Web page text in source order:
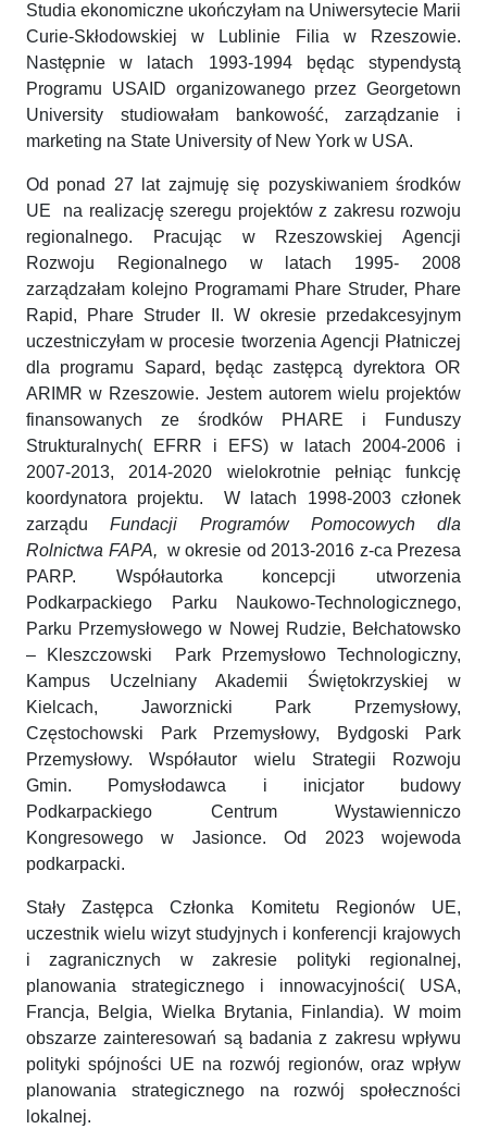
Studia ekonomiczne ukończyłam na Uniwersytecie Marii
Curie-Skłodowskiej w Lublinie Filia w Rzeszowie.
Następnie w latach 1993-1994 będąc stypendystą
Programu USAID organizowanego przez Georgetown
University studiowałam bankowość, zarządzanie i
marketing na State University of New York w USA.
Od ponad 27 lat zajmuję się pozyskiwaniem środków
UE na realizację szeregu projektów z zakresu rozwoju
regionalnego. Pracując w Rzeszowskiej Agencji
Rozwoju Regionalnego w latach 1995- 2008
zarządzałam kolejno Programami Phare Struder, Phare
Rapid, Phare Struder II. W okresie przedakcesyjnym
uczestniczyłam w procesie tworzenia Agencji Płatniczej
dla programu Sapard, będąc zastępcą dyrektora OR
ARIMR w Rzeszowie. Jestem autorem wielu projektów
finansowanych ze środków PHARE i Funduszy
Strukturalnych( EFRR i EFS) w latach 2004-2006 i
2007-2013, 2014-2020 wielokrotnie pełniąc funkcję
koordynatora projektu. W latach 1998-2003 członek
zarząduFundacji Programów Pomocowych dla
Rolnictwa FAPA, w okresie od 2013-2016 z-ca Prezesa
PARP. Współautorka koncepcji utworzenia
Podkarpackiego Parku Naukowo-Technologicznego,
Parku Przemysłowego w Nowej Rudzie, Bełchatowsko
– Kleszczowski Park Przemysłowo Technologiczny,
Kampus Uczelniany Akademii Świętokrzyskiej w
Kielcach, Jaworznicki Park Przemysłowy,
Częstochowski Park Przemysłowy, Bydgoski Park
Przemysłowy. Współautor wielu Strategii Rozwoju
Gmin. Pomysłodawca i inicjator budowy
Podkarpackiego Centrum Wystawienniczo
Kongresowego w Jasionce. Od 2023 wojewoda
podkarpacki.
Stały Zastępca Członka Komitetu Regionów UE,
uczestnik wielu wizyt studyjnych i konferencji krajowych
i zagranicznych w zakresie polityki regionalnej,
planowania strategicznego i innowacyjności( USA,
Francja, Belgia, Wielka Brytania, Finlandia). W moim
obszarze zainteresowań są badania z zakresu wpływu
polityki spójności UE na rozwój regionów, oraz wpływ
planowania strategicznego na rozwój społeczności
lokalnej.